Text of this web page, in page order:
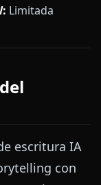
Limitada
escritura IA
con